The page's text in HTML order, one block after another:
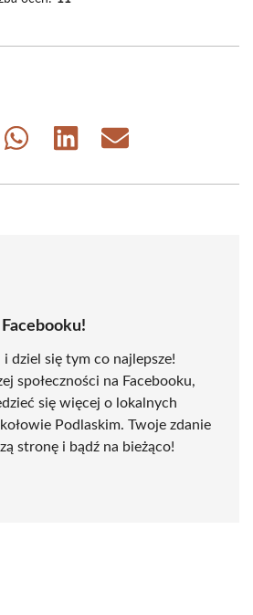
Share
Share
Share
Facebooku!
dziel się tym co najlepsze!
społeczności na Facebooku,
się więcej o lokalnych
Podlaskim. Twoje zdanie
stronę i bądź na bieżąco!